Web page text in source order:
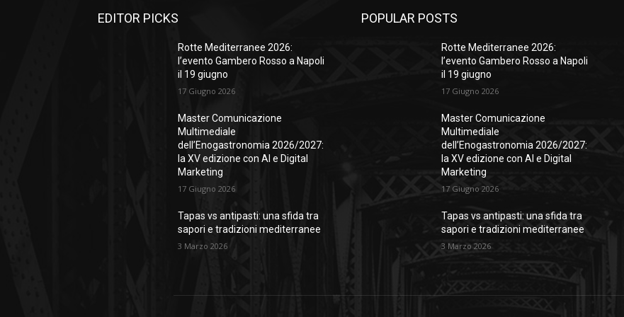
EDITOR PICKS
Rotte Mediterranee 2026:
l’evento Gambero Rosso a Napoli
il 19 giugno
17 Giugno 2026
Master Comunicazione
Multimediale
dell’Enogastronomia 2026/2027:
la XV edizione con AI e Digital
Marketing
17 Giugno 2026
Tapas vs antipasti: una sfida tra
sapori e tradizioni mediterranee
3 Marzo 2026
POPULAR POSTS
Rotte Mediterranee 2026:
l’evento Gambero Rosso a Napoli
il 19 giugno
17 Giugno 2026
Master Comunicazione
Multimediale
dell’Enogastronomia 2026/2027:
la XV edizione con AI e Digital
Marketing
17 Giugno 2026
Tapas vs antipasti: una sfida tra
sapori e tradizioni mediterranee
3 Marzo 2026